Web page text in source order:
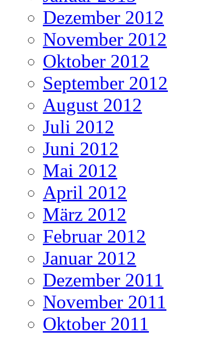
Dezember 2012
November 2012
Oktober 2012
September 2012
August 2012
Juli 2012
Juni 2012
Mai 2012
April 2012
März 2012
Februar 2012
Januar 2012
Dezember 2011
November 2011
Oktober 2011